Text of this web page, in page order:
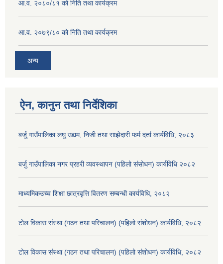
आ.व. २०८०/८१ को निति तथा कार्यक्रम
आ.व. २०७९/८० को निति तथा कार्यक्रम
अन्य
ऐन, कानुन तथा निर्देशिका
बर्जु गाउँपालिका लघु उद्यम, निजी तथा साझेदारी फर्म दर्ता कार्यविधि, २०८३
बर्जु गाउँपालिका नगर प्रहरी व्यवस्थापन (पहिलो संसोधन) कार्यविधि २०८२
माध्यमिकउच्च शिक्षा छात्रवृत्ति वितरण सम्बन्धी कार्यविधि, २०८२
टोल विकास संस्था (गठन तथा परिचालन) (पहिलो संशोधन) कार्यविधि, २०८२
टोल विकास संस्था (गठन तथा परिचालन) (पहिलो संशोधन) कार्यविधि, २०८२